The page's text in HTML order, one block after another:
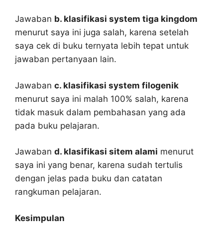
Jawaban b. klasifikasi system tiga kingdom
menurut saya ini juga salah, karena setelah
saya cek di buku ternyata lebih tepat untuk
jawaban pertanyaan lain.
Jawaban c. klasifikasi system filogenik
menurut saya ini malah 100% salah, karena
tidak masuk dalam pembahasan yang ada
pada buku pelajaran.
Jawaban d. klasifikasi sitem alami menurut
saya ini yang benar, karena sudah tertulis
dengan jelas pada buku dan catatan
rangkuman pelajaran.
Kesimpulan